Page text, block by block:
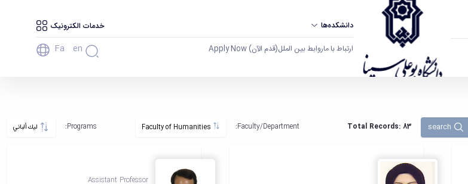
دانشکده‌ها خدمات الکترونیک
ارتباط با ماروابط بین الملل(قدم الآن) Apply Now Fa En
search
Total Records: 83
Faculty/Department:
Programs: ليك ألباني
Assistant Professor